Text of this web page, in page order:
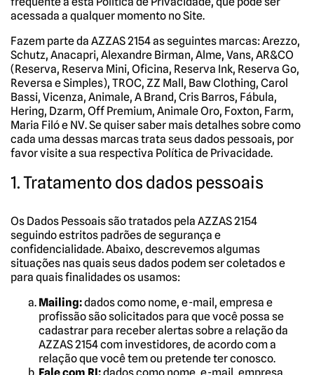
acessada a qualquer momento no Site.
Fazem parte da AZZAS 2154 as seguintes marcas: Arezzo,
Schutz, Anacapri, Alexandre Birman, Alme, Vans, AR&CO
(Reserva, Reserva Mini, Oficina, Reserva Ink, Reserva Go,
Reversa e Simples), TROC, ZZ Mall, Baw Clothing, Carol
Bassi, Vicenza, Animale, A Brand, Cris Barros, Fábula,
Hering, Dzarm, Off Premium, Animale Oro, Foxton, Farm,
Maria Filó e NV. Se quiser saber mais detalhes sobre como
cada uma dessas marcas trata seus dados pessoais, por
favor visite a sua respectiva Política de Privacidade.
1. Tratamento dos dados pessoais
Os Dados Pessoais são tratados pela AZZAS 2154
seguindo estritos padrões de segurança e
confidencialidade. Abaixo, descrevemos algumas
situações nas quais seus dados podem ser coletados e
para quais finalidades os usamos:
Mailing:dados como nome, e-mail, empresa e
profissão são solicitados para que você possa se
cadastrar para receber alertas sobre a relação da
AZZAS 2154 com investidores, de acordo com a
relação que você tem ou pretende ter conosco.